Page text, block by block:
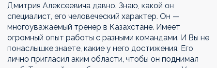
Дмитрия Алексеевича давно. Знаю, какой он
специалист, его человеческий характер. Он —
многоуважаемый тренер в Казахстане. Имеет
огромный опыт работы с разными командами. И Вы не
понаслышке знаете, какие у него достижения. Его
лично пригласил аким области, чтобы он поднимал